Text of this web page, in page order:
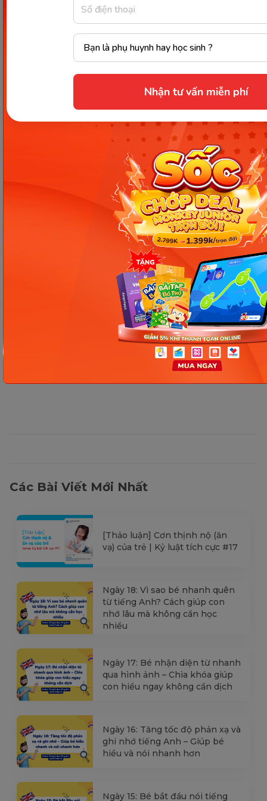
Nhận tư vấn miễn phí
quá sức tối thiểu 30 phút 1 ngày
khỏe, tầm soát bệnh di truyền để đánh giá
nguy cơ lây bệnh cho con, đặc biệt là đối
Trên đây là toàn bộ những chia sẻ kiến thức về
bệnh thận đa nang. Qua đó Monkey đã giúp quý
độc giả giải đáp thắc mắc
bị thận đa nang có
Hy vọng các chị em bị
bệnh sẽ biết cách chăm sóc sức khỏe, phòng tránh
nguy cơ biến chứng xảy ra.
Chia sẻ ngay
Thông tin trong bài viết được tổng hợp nhằm
mục đích tham khảo và có thể thay đổi mà
không cần báo trước. Quý khách vui lòng
kiểm tra lại qua các kênh chính thức hoặc liên
hệ trực tiếp với đơn vị liên quan để nắm bắt
Các Bài Viết Mới Nhất
[Thảo luận] Cơn thịnh nộ (ăn
vạ) của trẻ | Kỷ luật tích cực #17
Ngày 18: Vì sao bé nhanh quên
từ tiếng Anh? Cách giúp con
nhớ lâu mà không cần học
nhiều
Ngày 17: Bé nhận diện từ nhanh
qua hình ảnh – Chìa khóa giúp
con hiểu ngay không cần dịch
Ngày 16: Tăng tốc độ phản xạ và
ghi nhớ tiếng Anh – Giúp bé
hiểu và nói nhanh hơn
Ngày 15: Bé bắt đầu nói tiếng